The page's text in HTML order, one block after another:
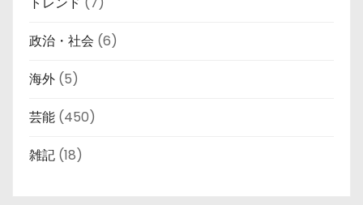
政治・社会 (6)
海外 (5)
芸能 (450)
雑記 (18)